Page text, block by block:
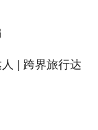
事；
客户；
5倍，10倍的
究
| 跨界旅行达